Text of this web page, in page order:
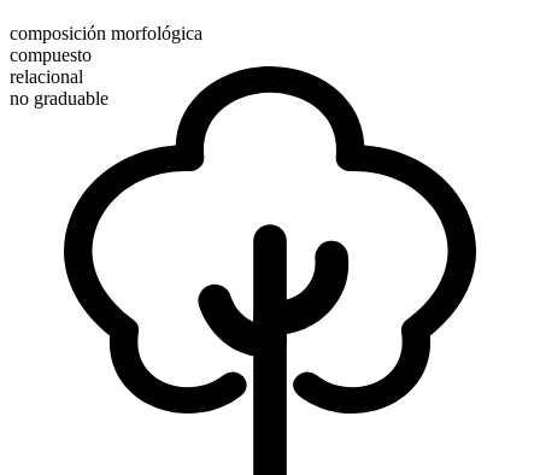
composición morfológica
compuesto
relacional
no graduable